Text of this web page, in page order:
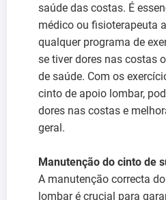
saúde das costas. É
médico ou fisioterapeuta
qualquer programa de
se tiver dores nas costas
de saúde. Com os
cinto de apoio lombar,
dores nas costas e
geral.
Manutenção do cinto de
A manutenção correcta
lombar é crucial para